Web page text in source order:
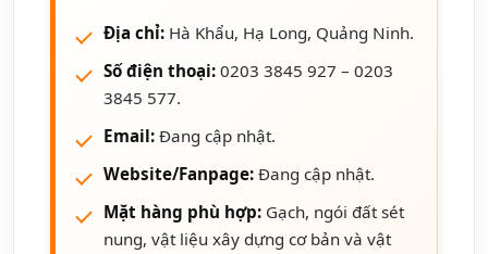
Địa chỉ: Hà Khẩu, Hạ Long, Quảng Ninh.
Số điện thoại: 0203 3845 927 – 0203
3845 577.
Email: Đang cập nhật.
Website/Fanpage: Đang cập nhật.
Mặt hàng phù hợp: Gạch, ngói đất sét
nung, vật liệu xây dựng cơ bản và vật